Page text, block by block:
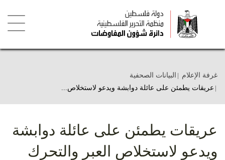
غرفة الإعلام البيانات الصحفية
عريقات يطمئن على عائلة دوابشة ويدعو لاستخلاص...
عريقات يطمئن على عائلة دوابشة
ويدعو لاستخلاص العبر والتحرك